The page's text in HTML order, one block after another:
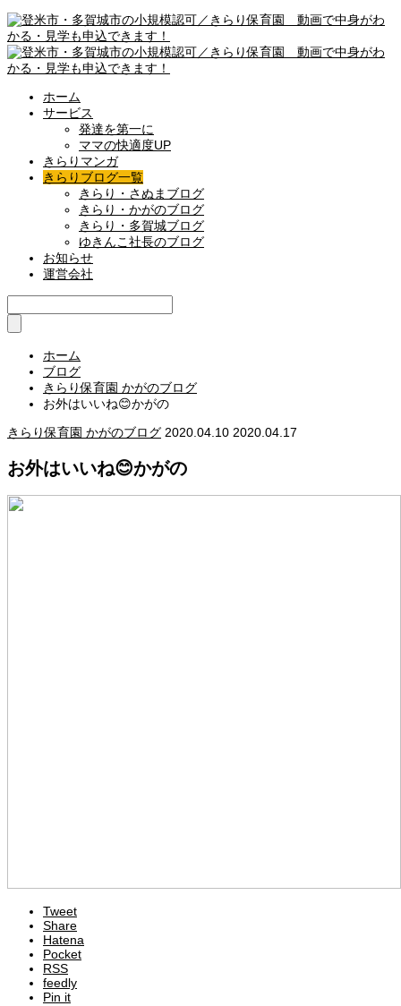
ホーム
サービス
発達を第一に
ママの快適度UP
きらりマンガ
きらりブログ一覧
きらり・さぬまブログ
きらり・かがのブログ
きらり・多賀城ブログ
ゆきんこ社長のブログ
お知らせ
運営会社
ホーム
ブログ
きらり保育園 かがのブログ
お外はいいね😊かがの
きらり保育園 かがのブログ 2020.04.10 2020.04.17
お外はいいね😊かがの
Tweet
Share
Hatena
Pocket
RSS
feedly
Pin it